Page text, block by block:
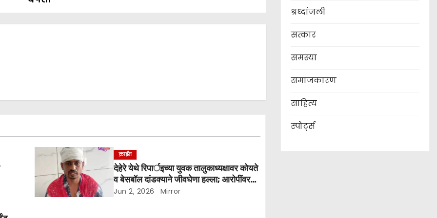
क्राईम
देहेरे येथे रिपार्इच्या युवक तालुकाध्यक्षावर कोयते
व बेसबॉल दांडक्याने जीवघेणा हल्ला; आरोपींवर
कारवाईची मागणी
Jun 2, 2026 Mirror
श्रध्दांजली
सत्कार
समस्या
समाजकारण
साहित्य
स्पोर्ट्स